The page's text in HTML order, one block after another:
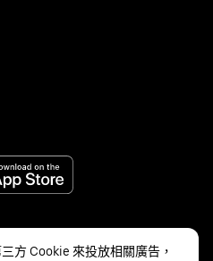
方 Cookie 來投放相關廣告，